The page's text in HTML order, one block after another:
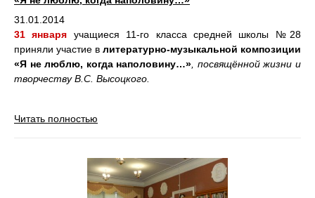
31.01.2014
31 января учащиеся 11-го класса средней школы №28
приняли участие в литературно-музыкальной композиции
«Я не люблю, когда наполовину…», посвящённой жизни и
творчеству В.С. Высоцкого.
Читать полностью